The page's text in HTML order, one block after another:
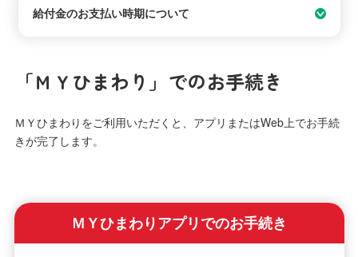
給付金のお支払い時期について
「ＭＹひまわり」でのお手続き
ＭＹひまわりをご利用いただくと、アプリまたはWeb上でお手続
きが完了します。
ＭＹひまわりアプリでのお手続き